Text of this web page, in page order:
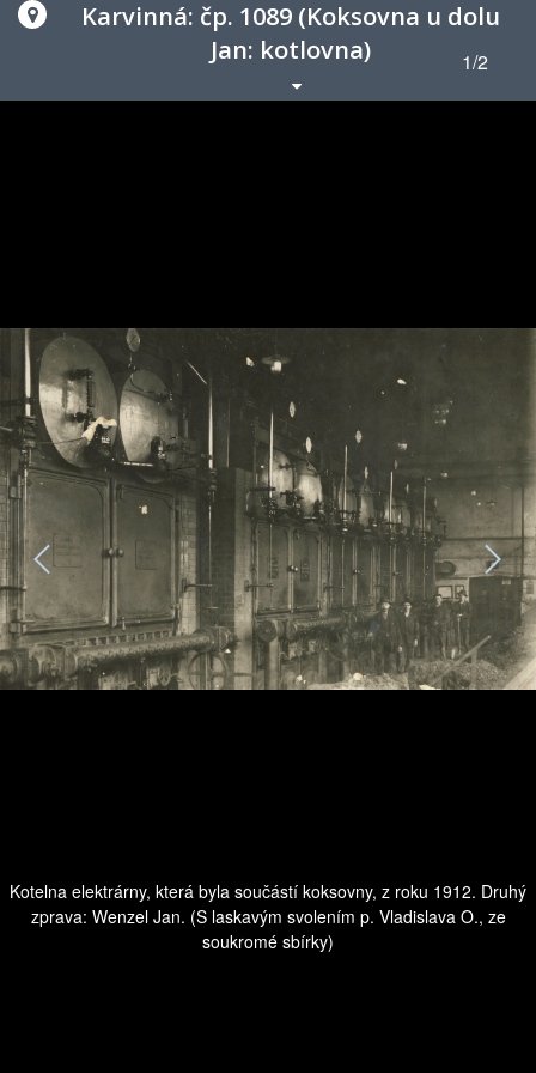
Karvinná: čp. 1089 (Koksovna u dolu
Jan: kotlovna)
1/2